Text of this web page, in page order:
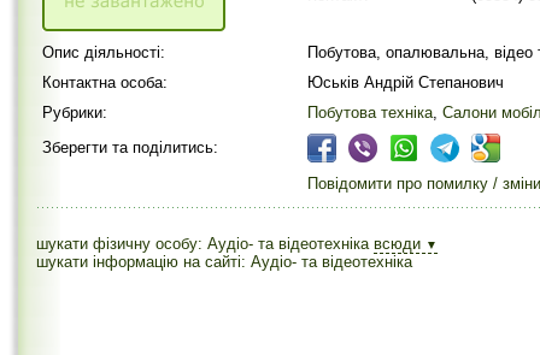
Опис діяльності:
Побутова, опалювальна, відео
Контактна особа:
Юськів Андрій Степанович
Рубрики:
Побутова техніка, Салони
Зберегти та поділитись:
Повідомити про помилку / зміни
шукати фізичну особу: Аудіо- та відеотехніка всюди ▼
шукати інформацію на сайті: Аудіо- та відеотехніка